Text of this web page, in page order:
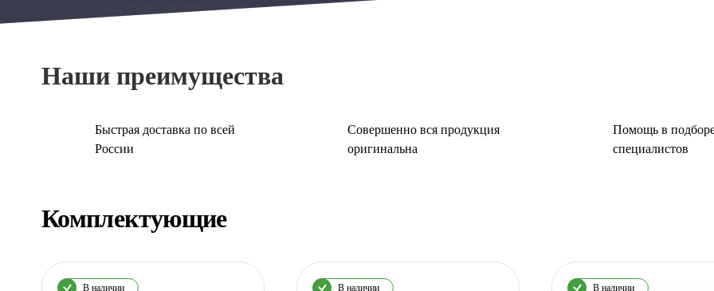
Наши преимущества
Быстрая доставка по всей
России
Совершенно вся продукция
оригинальна
Помощь в
специалистов
Комплектующие
В наличии В наличии В наличии